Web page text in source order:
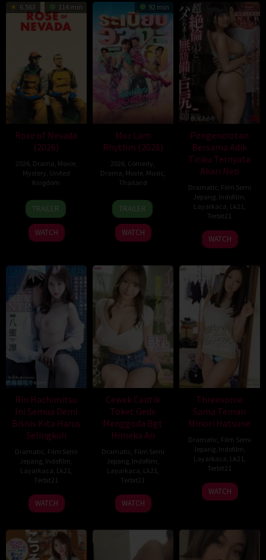
6.563 114 min
Rose of Nevada
(2026)
2026, Drama Movie,
Mystery United
Kingdom
24
Apr
2026
Mark
Jenkin
TRAILER
WATCH
92 min
Mor Lam
Rhythm (2026)
2026 Comedy
Drama Movie, Music
Thailand
19
Mar
2026
Thananat
Sukchareon
TRAILER
WATCH
Pengencrotan
Bersama Adik
Tiriku Ternyata
Akari Neo
Dramatic Film Semi
Jepang Indofilm
Layarkaca Lk21
Terbit21
WATCH
Rin Hachimitsu
Ini Semua Demi
Bisnis Kita Harus
Selingkuh
Dramatic Film Semi
Jepang Indofilm
Layarkaca Lk21
Terbit21
WATCH
Cewek Cantik
Toket Gede
Menggoda Bgt
Himeka An
Dramatic Film Semi
Jepang Indofilm
Layarkaca Lk21
Terbit21
WATCH
Threesome
Sama Teman
Minori Hatsune
Dramatic Film Semi
Jepang Indofilm
Layarkaca Lk21
Terbit21
WATCH